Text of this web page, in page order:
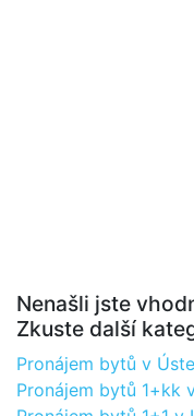
Nenašli jste
Zkuste další
Pronájem bytů v
Pronájem bytů 1+kk